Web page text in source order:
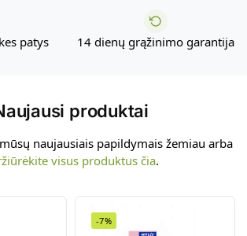
patys 14 dienų grąžinimo garantija
produktai
naujausiais papildymais žemiau arba
visus produktus čia.
-7%